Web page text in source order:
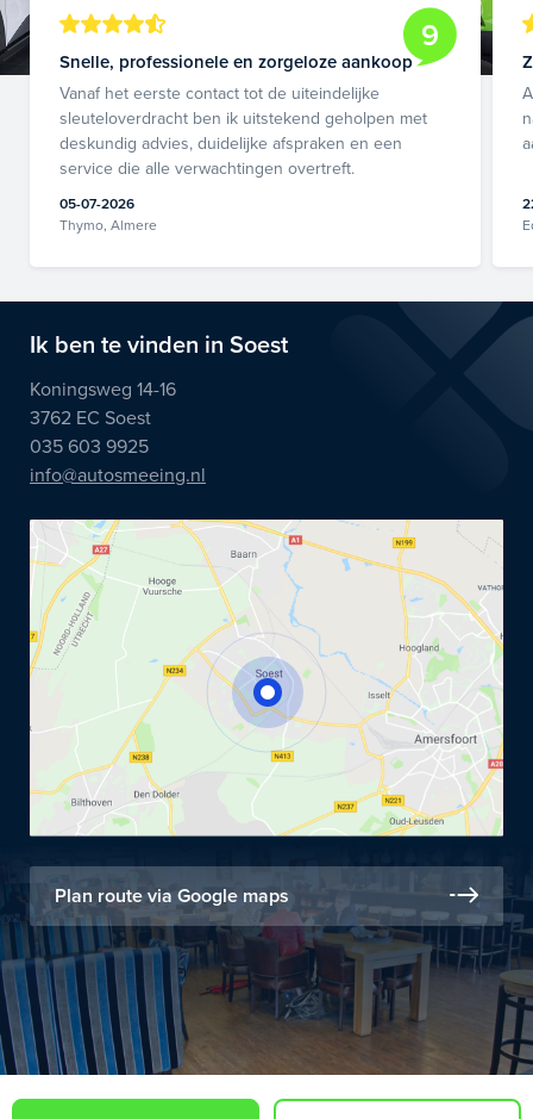
9
Snelle, professionele en zorgeloze aankoop
Vanaf het eerste contact tot de uiteindelijke
sleuteloverdracht ben ik uitstekend geholpen met
deskundig advies, duidelijke afspraken en een
service die alle verwachtingen overtreft.
05-07-2026
Thymo, Almere
Ik ben te vinden in Soest
Koningsweg 14-16
3762 EC Soest
035 603 9925
info@autosmeeing.nl
Plan route via Google maps